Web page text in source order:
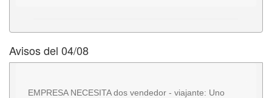
Avisos del 04/08
EMPRESA NECESITA dos vendedor - viajante: Uno